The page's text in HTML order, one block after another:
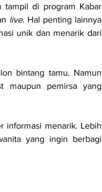
tampil di program Kabar
live. Hal penting lainnya
unik dan menarik dari
bintang tamu. Namun
maupun pemirsa yang
informasi menarik. Lebih
yang ingin berbagi